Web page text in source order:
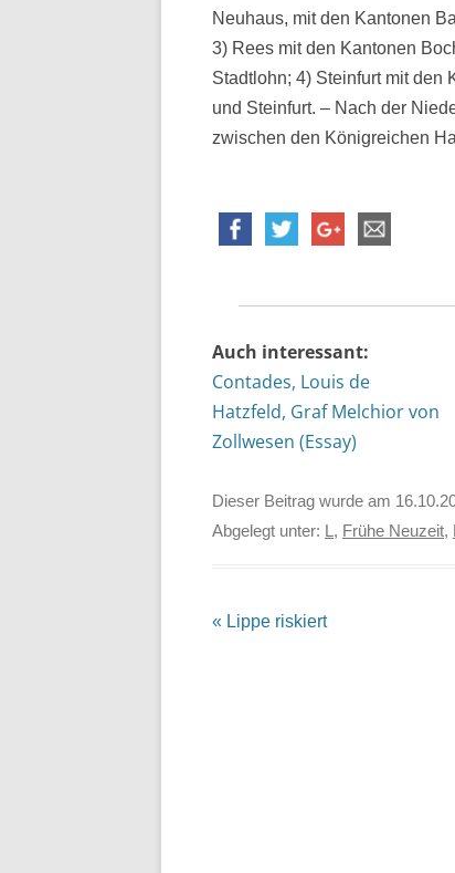
Neuhaus, mit den Kantonen
3) Rees mit den Kantonen
Stadtlohn; 4) Steinfurt mit den
und Steinfurt. – Nach der
zwischen den Königreichen
Auch interessant:
Contades, Louis de
Hatzfeld, Graf Melchior von
Zollwesen (Essay)
Dieser Beitrag wurde am
Abgelegt unter: L, Frühe Neuzeit,
Beitrags-
« Lippe riskiert